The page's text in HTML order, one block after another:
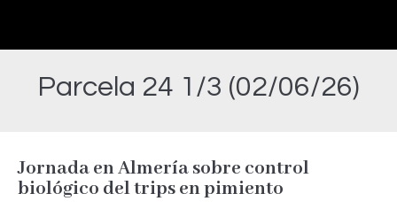
Parcela 24 1/3 (02/06/26)
Jornada en Almería sobre control
biológico del trips en pimiento